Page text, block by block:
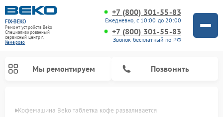
FIX-BEKO
Ремонт устройств Beko
Специализированный
cервисный центр г.
Кемерово
+7 (800) 301-55-83
Ежедневно, с 10:00 до 20:00
+7 (800) 301-55-83
Звонок бесплатный по РФ
Мы ремонтируем Позвонить
Кофемашина Beko таблетка кофе разваливается